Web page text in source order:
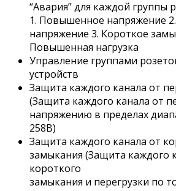
“Авария” для каждой группы
1. Повышенное напряжение
напряжение 3. Короткое
Повышенная нагрузка
Управление группами
устройств
Защита каждого канала от
(Защита каждого канала от
напряжению в пределах
258В)
Защита каждого канала от
замыкания (Защита каждого
короткого
замыкания и перегрузки по